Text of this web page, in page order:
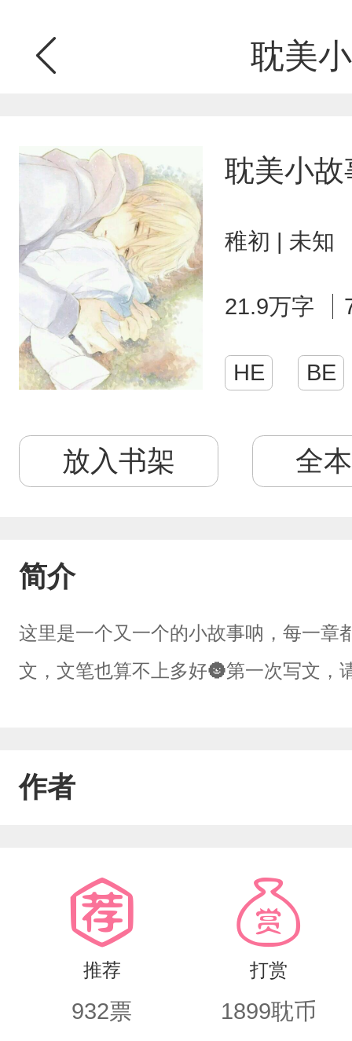
耽美
耽美小
稚初 | 未知
21.9万字
HE BE
放入书架 全
简介
这里是一个又一个的小故事呐，每一章
文，文笔也算不上多好🌚第一次写文，
作者
推荐
932票
打赏
1899耽币